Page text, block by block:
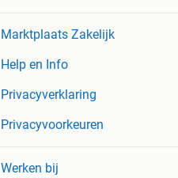
Marktplaats Zakelijk
Help en Info
Privacyverklaring
Privacyvoorkeuren
Werken bij